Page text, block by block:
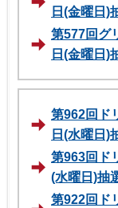
日(金曜日)
第577回グ
日(金曜日)
第962回ド
日(水曜日)
第963回ド
(水曜日)抽
第922回ド